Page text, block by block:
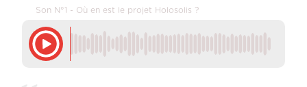
Son N°1 - Où en est le projet Holosolis ?